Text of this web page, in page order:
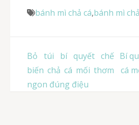
bánh mì chả cá,bánh mì
Điều
hướng
bài
Bỏ túi bí quyết chế
biến chả cá mối thơm
ngon đúng điệu
Bí
cá